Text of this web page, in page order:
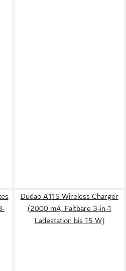
Dudao A11S Wireless Charger
(2000 mA, Faltbare 3-in-1
Ladestation bis 15 W)